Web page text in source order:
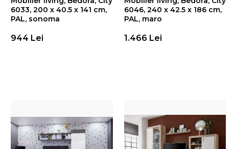
6033, 200 x 40.5 x 141 cm,
PAL, sonoma
944 Lei
6046, 240 x 42.5 x 186 cm,
PAL, maro
1.466 Lei